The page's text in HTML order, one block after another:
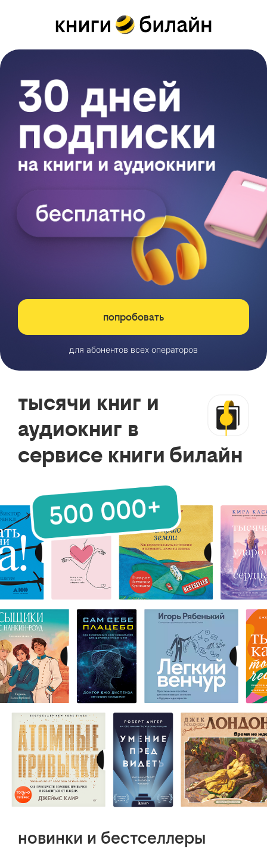
попробовать
для абонентов всех операторов
тысячи книг и
аудиокниг в
сервисе книги билайн
новинки и бестселлеры